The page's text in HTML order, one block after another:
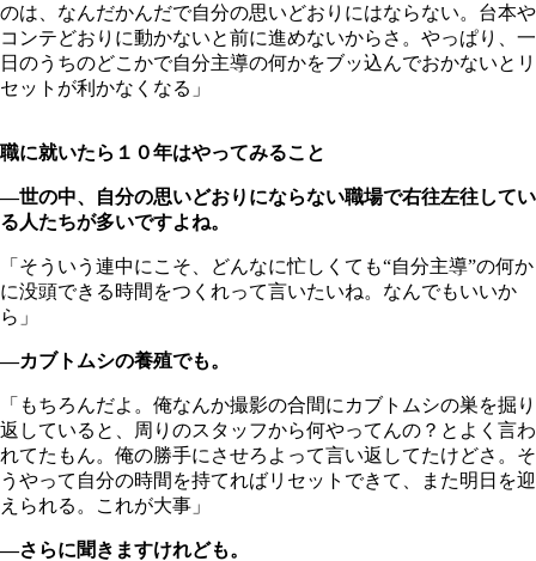
のは、なんだかんだで自分の思いどおりにはならない。台本や
コンテどおりに動かないと前に進めないからさ。やっぱり、一
日のうちのどこかで自分主導の何かをブッ込んでおかないとリ
セットが利かなくなる」
職に就いたら１０年はやってみること
―世の中、自分の思いどおりにならない職場で右往左往してい
る人たちが多いですよね。
「そういう連中にこそ、どんなに忙しくても“自分主導”の何か
に没頭できる時間をつくれって言いたいね。なんでもいいか
ら」
―カブトムシの養殖でも。
「もちろんだよ。俺なんか撮影の合間にカブトムシの巣を掘り
返していると、周りのスタッフから何やってんの？とよく言わ
れてたもん。俺の勝手にさせろよって言い返してたけどさ。そ
うやって自分の時間を持てればリセットできて、また明日を迎
えられる。これが大事」
―さらに聞きますけれども。